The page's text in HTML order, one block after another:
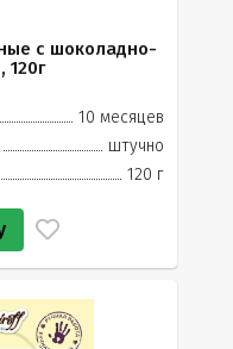
с шоколадно-
120г
10 месяцев
штучно
120 г